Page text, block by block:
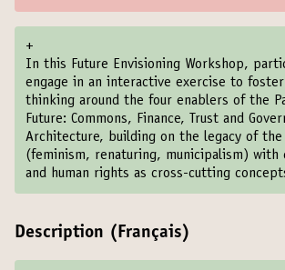
+
In this Future Envisioning Workshop,
engage in an interactive exercise to
thinking around the four enablers of the
Future: Commons, Finance, Trust and
Architecture, building on the legacy of the
(feminism, renaturing, municipalism) with
and human rights as cross-cutting
Description (Français)